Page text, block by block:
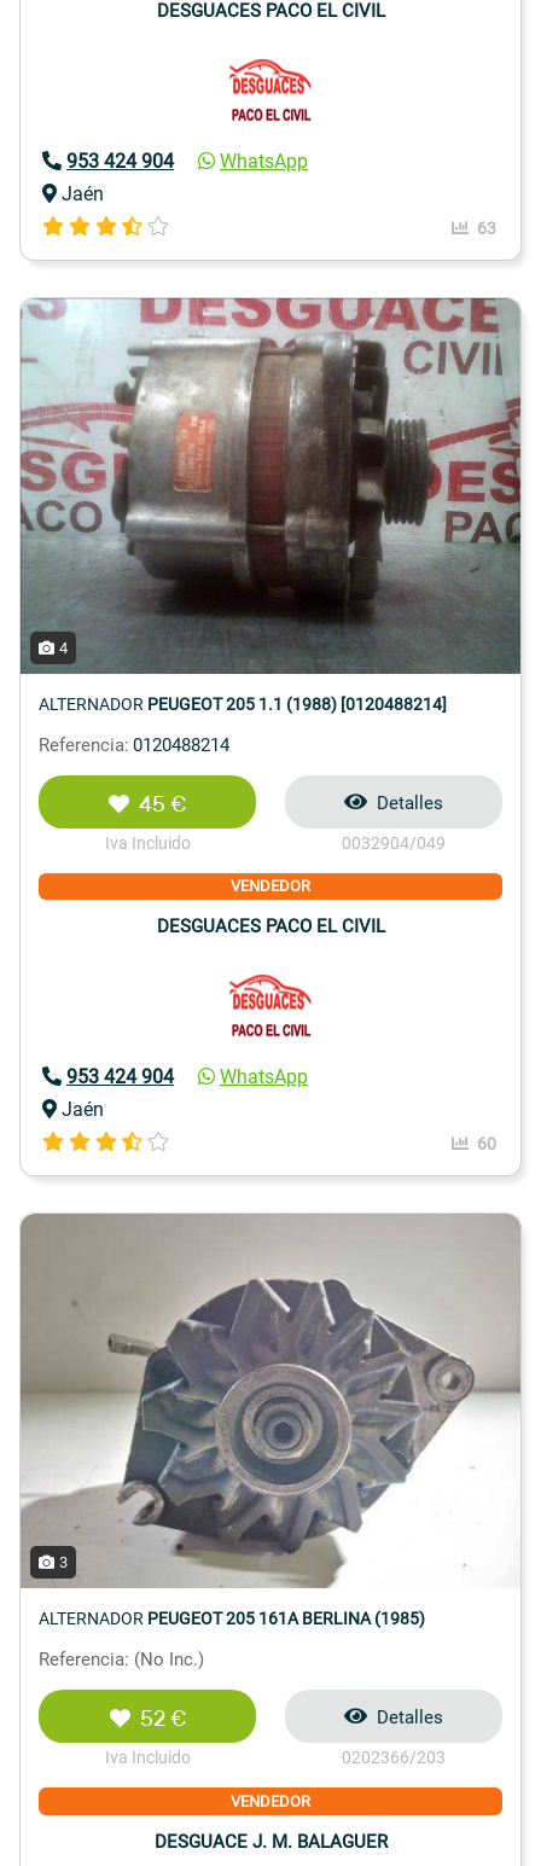
DESGUACES PACO EL CIVIL
953 424 904
WhatsApp
Jaén
63
4
ALTERNADOR PEUGEOT 205 1.1 (1988) [0120488214]
Referencia: 0120488214
45 €
Iva Incluido
Detalles
0032904/049
VENDEDOR
DESGUACES PACO EL CIVIL
953 424 904
WhatsApp
Jaén
60
3
ALTERNADOR PEUGEOT 205 161A BERLINA (1985)
Referencia: (No Inc.)
52 €
Iva Incluido
Detalles
0202366/203
VENDEDOR
DESGUACE J. M. BALAGUER